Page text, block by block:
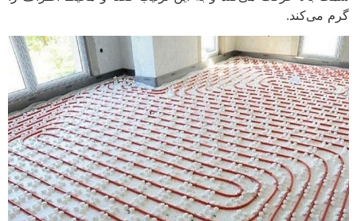
گرم می‌کند.